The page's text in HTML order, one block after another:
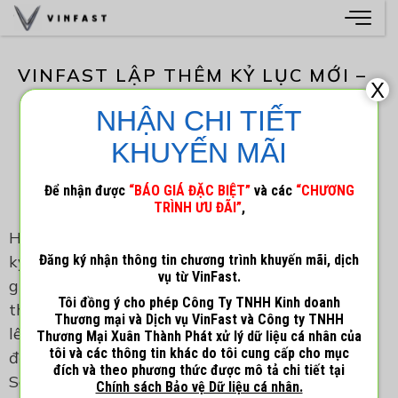
VINFAST LẬP THÊM KỶ LỤC MỚI –
BÀN GIAO HƠN 20.000 Ô TÔ
TRONG THÁNG 10/2025
21 Tháng mười một, 2025 admin
Hà Nội, ngày 12/11/2025 – VinFast tiếp tục phá
kỷ lục trên thị trường xe hơi nội địa với việc bàn
giao thành công 20.380 ô tô điện các loại trong
tháng 10/2025, nâng tổng số xe VinFast bán ra
lên 124.264 xe trên toàn quốc trong 10 tháng
đầu năm.
Sau khi trở thành hãng xe đầu tiên trong lịch sử
NHẬN CHI TIẾT
KHUYẾN MÃI
Để nhận được “BÁO GIÁ ĐẶC BIỆT”và các “CHƯƠNG
TRÌNH ƯU ĐÃI”,
Đăng ký nhận thông tin chương trình khuyến mãi, dịch
vụ từ VinFast.
Tôi đồng ý cho phép Công Ty TNHH Kinh doanh
Thương mại và Dịch vụ VinFast và Công ty TNHH
Thương Mại Xuân Thành Phát xử lý dữ liệu cá nhân của
tôi và các thông tin khác do tôi cung cấp cho mục
đích và theo phương thức được mô tả chi tiết tại
Chính sách Bảo vệ Dữ liệu cá nhân.
X